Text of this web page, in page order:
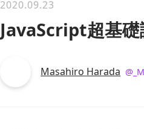
2020.09.23
JavaScript超基
Masahiro Harada @